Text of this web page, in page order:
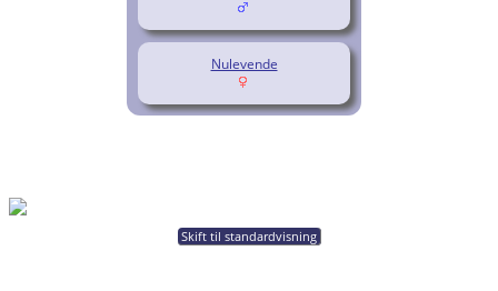
Nulevende
Skift til standardvisning